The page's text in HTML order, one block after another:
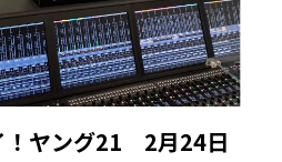
！ヤング21 2月24日